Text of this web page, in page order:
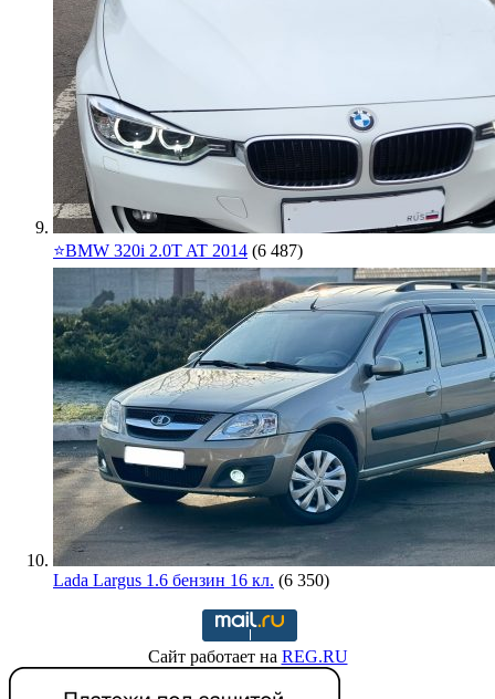
⭐️BMW 320i 2.0T AT 2014 (6 487)
Lada Largus 1.6 бензин 16 кл. (6 350)
Сайт работает на REG.RU